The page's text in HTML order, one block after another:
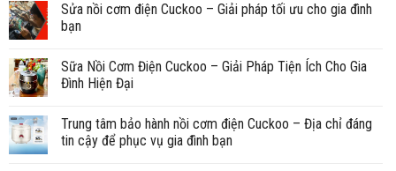
Sửa nồi cơm điện Cuckoo – Giải pháp tối ưu cho gia đình
bạn
Sữa Nồi Cơm Điện Cuckoo – Giải Pháp Tiện Ích Cho Gia
Đình Hiện Đại
Trung tâm bảo hành nồi cơm điện Cuckoo – Địa chỉ đáng
tin cậy để phục vụ gia đình bạn